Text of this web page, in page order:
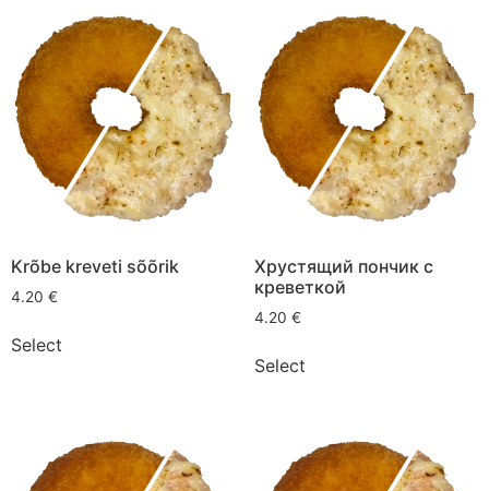
Krõbe kreveti sõõrik
4.20 €
Select
Хрустящий пончик с
креветкой
4.20 €
Select